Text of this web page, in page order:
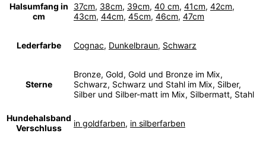
Halsumfang in
cm
37cm, 38cm, 39cm, 40 cm, 41cm, 42cm,
43cm, 44cm, 45cm, 46cm, 47cm
Lederfarbe Cognac, Dunkelbraun, Schwarz
Sterne
Bronze, Gold, Gold und Bronze im Mix,
Schwarz, Schwarz und Stahl im Mix, Silber,
Silber und Silber-matt im Mix, Silbermatt, Stahl
Hundehalsband
Verschluss
in goldfarben, in silberfarben